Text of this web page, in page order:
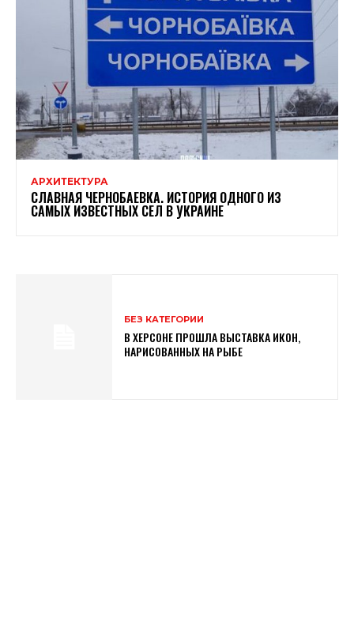
АРХИТЕКТУРА
СЛАВНАЯ ЧЕРНОБАЕВКА. ИСТОРИЯ ОДНОГО ИЗ
САМЫХ ИЗВЕСТНЫХ СЕЛ В УКРАИНЕ
БЕЗ КАТЕГОРИИ
В ХЕРСОНЕ ПРОШЛА ВЫСТАВКА ИКОН,
НАРИСОВАННЫХ НА РЫБЕ